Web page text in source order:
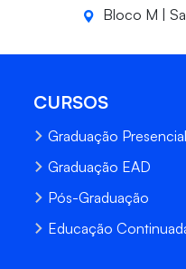
Bloco M |
CURSOS
Graduação Presencial
Graduação EAD
Pós-Graduação
Educação